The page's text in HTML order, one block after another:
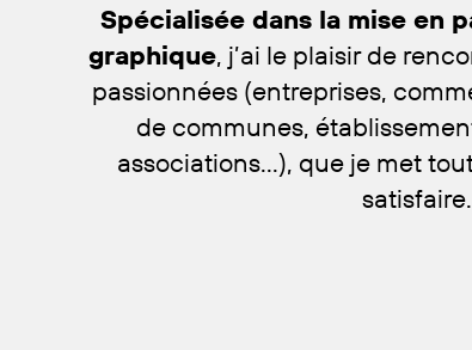
Spécialisée dans la mise en
graphique, j’ai le plaisir de
passionnées (entreprises,
de communes,
associations...), que je met
satisfaire.